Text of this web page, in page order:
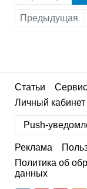
Предыдущая
Статьи
Личный кабинет
Push-
Реклама
Политика об
данных